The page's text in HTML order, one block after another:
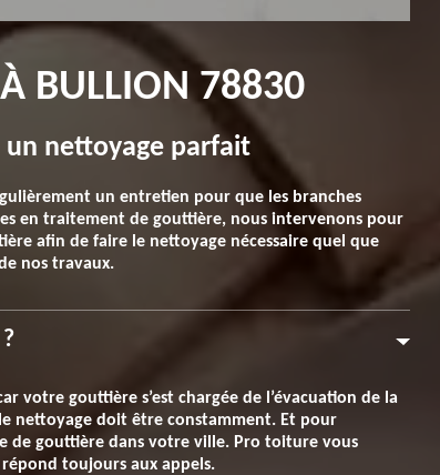
À BULLION 78830
un nettoyage parfait
un entretien pour que les branches
en traitement de gouttière, nous intervenons pour
afin de faire le nettoyage nécessaire quel que
nos travaux.
votre gouttière s’est chargée de l’évacuation de la
nettoyage doit être constamment. Et pour
de gouttière dans votre ville. Pro toiture vous
toujours aux appels.